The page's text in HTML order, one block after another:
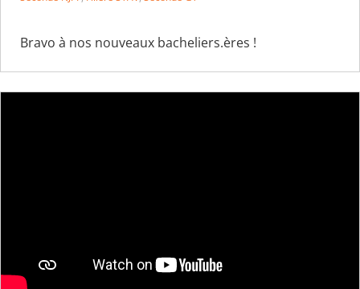
Bravo à nos nouveaux bacheliers.ères !